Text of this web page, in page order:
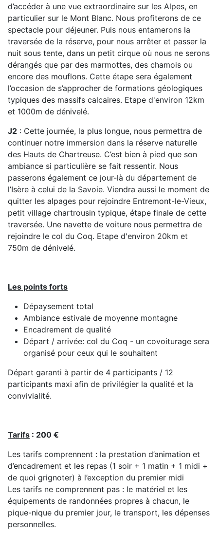
d’accéder à une vue extraordinaire sur les Alpes, en
particulier sur le Mont Blanc. Nous profiterons de ce
spectacle pour déjeuner. Puis nous entamerons la
traversée de la réserve, pour nous arrêter et passer la
nuit sous tente, dans un petit cirque où nous ne serons
dérangés que par des marmottes, des chamois ou
encore des mouflons. Cette étape sera également
l’occasion de s’approcher de formations géologiques
typiques des massifs calcaires. Etape d'environ 12km
et 1000m de dénivelé.
J2 : Cette journée, la plus longue, nous permettra de
continuer notre immersion dans la réserve naturelle
des Hauts de Chartreuse. C’est bien à pied que son
ambiance si particulière se fait ressentir. Nous
passerons également ce jour-là du département de
l’Isère à celui de la Savoie. Viendra aussi le moment de
quitter les alpages pour rejoindre Entremont-le-Vieux,
petit village chartrousin typique, étape finale de cette
traversée. Une navette de voiture nous permettra de
rejoindre le col du Coq. Etape d'environ 20km et
750m de dénivelé.
Les points forts
Dépaysement total
Ambiance estivale de moyenne montagne
Encadrement de qualité
Départ / arrivée: col du Coq - un covoiturage sera
organisé pour ceux qui le souhaitent
Départ garanti à partir de 4 participants / 12
participants maxi afin de privilégier la qualité et la
convivialité.
Tarifs : 200 €
Les tarifs comprennent : la prestation d’animation et
d’encadrement et les repas (1 soir + 1 matin + 1 midi +
de quoi grignoter) à l’exception du premier midi
Les tarifs ne comprennent pas : le matériel et les
équipements de randonnées propres à chacun, le
pique-nique du premier jour, le transport, les dépenses
personnelles.